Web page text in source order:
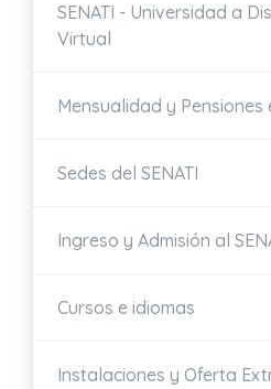
SENATI - Universidad a
Virtual
Mensualidad y Pensiones
Sedes del SENATI
Ingreso y Admisión al
Cursos e idiomas
Instalaciones y Oferta